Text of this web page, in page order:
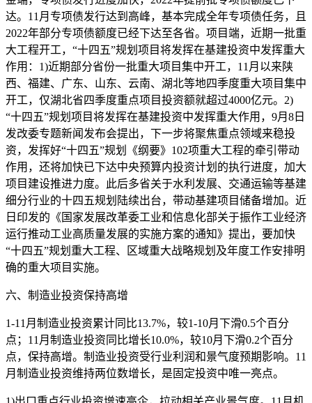
达。11月专项债发行达到高峰，基本完成全年专项债任务，且
2022年部分专项债额度已经下达至各省。项目端，近期一批重
大工程开工，“十四五”规划项目将发挥在基建投资中发挥重大
作用：1)近期部分省份一批重大项目集中开工，11月以来陕
西、福建、广东、山东、云南、湖北等地四季度重大项目集中
开工，仅湖北省四季度重点项目投资额就超过4000亿元。2)
“十四五”规划项目将发挥在基建投资中发挥重大作用，9月8日
发改委专题新闻发布会提出，下一步将聚焦重点领域来稳投
资，发挥好“十四五”规划《纲要》102项重大工程的牵引带动
作用，还将加快已下达中央预算内投资计划的执行进度，加大
项目建设推进力度。此后多省关于水利发展、交通运输等基建
细分行业的十四五规划陆续出台，带动基建项目储备增加。近
日印发的《国家发展改革委工业和信息化部关于振作工业经济
运行推动工业高质量发展的实施方案的通知》提出，要加快
“十四五”规划重大工程、区域重大战略规划及年度工作安排明
确的重大项目实施。
六、制造业投资保持高增
1-11月制造业投资累计同比13.7%，较1-10月下滑0.5个百分
点；11月制造业投资同比增长10.0%，较10月下滑0.2个百分
点，保持高增。制造业投资受行业利润和景气度预期影响。11
月制造业投资维持两位数增长，是固定投资中唯一亮点。